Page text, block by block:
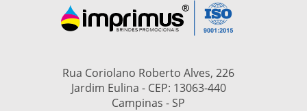
Rua Coriolano Roberto Alves, 226
Jardim Eulina - CEP: 13063-440
Campinas - SP